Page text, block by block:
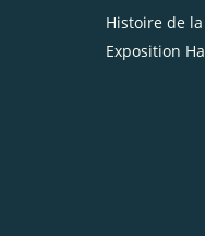
Histoire de
Exposition